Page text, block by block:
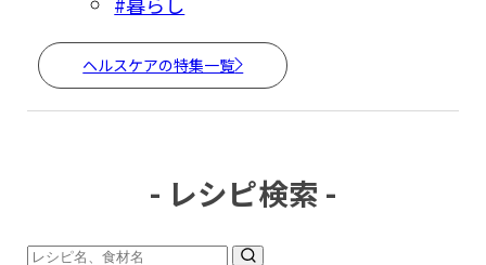
ヘルスケアの特集一覧
- レシピ検索 -